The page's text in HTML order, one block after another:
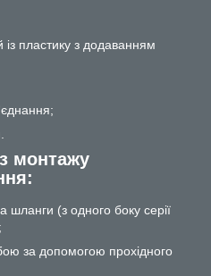
із пластику з додаванням
з монтажу
шланги (з одного боку серії
за допомогою прохідного